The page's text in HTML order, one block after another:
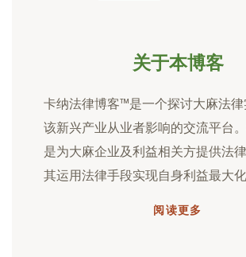
关于本博客
卡纳法律博客™是一个探讨大麻法
该新兴产业从业者影响的交流平台
是为大麻企业及利益相关方提供法
其运用法律手段实现自身利益最大化
阅读更多